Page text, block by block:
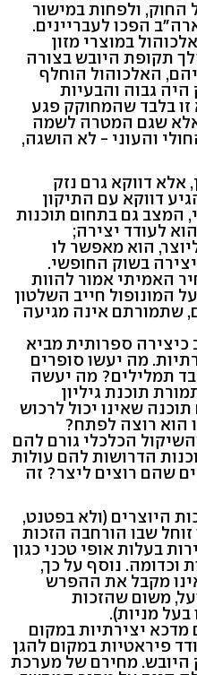
החוק, ולפחות במישור
הפכו לעבריינים.
במוצרי מזון
תקופת היובש בצורה
האלכוהול הוחלף
גבוה והבעיות
בלבד שהמחוקק פגע
שגם המטרה לשמה
והעוני - לא הושגה,
איזן, אלא דווקא גרם נזק
דווקא עם התיקון
המצב גם בתחום תוכנות
לעודד יצירה;
הוא מאפשר לו
בשוק החופשי.
האמיתי אמור להוות
המונופול חייב השלטון
שתמורתם אינה מגיעה
כיצירה ספרותית מביא
מה יעשו סופרים
תמלילים? מה יעשה
תוכנת גיליון
שאינו יכול לרכוש
הוא רוצה לפתח?
הכלכלי גורם להם
הדרושות להם עולות
שהם רוצים ליצר? זה
היוצרים (ולא בפטנט,
שבו הורחבה הזכות
בעלות אופי טכני כגון
וכדומה. נוסף על כך,
מקבל את ההפרש
משום שהזכות
בעל מניות).
יצירתיות במקום
פיראטיות במקום להגן
היובש. מחירם של מערכת